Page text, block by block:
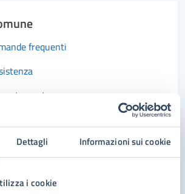
Dettagli Informazioni sui cookie
i cookie
frequenti